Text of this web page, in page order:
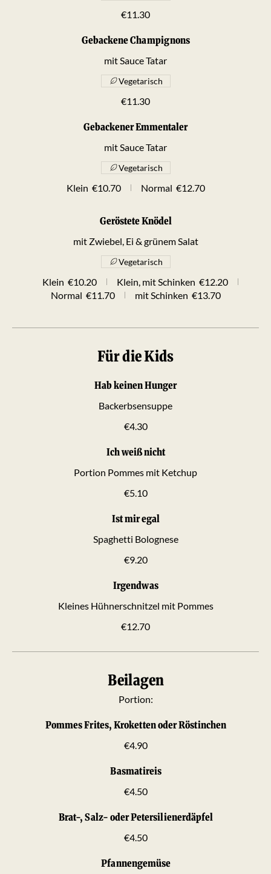
€11.30
Gebackene Champignons
mit Sauce Tatar
€11.30
Vegetarisch
Gebackener Emmentaler
mit Sauce Tatar
Klein €10.70 Normal €12.70
Vegetarisch
Geröstete Knödel
mit Zwiebel, Ei & grünem Salat
Klein €10.20 Klein, mit Schinken €12.20
Normal €11.70 mit Schinken €13.70
Vegetarisch
Für die Kids
Hab keinen Hunger
Backerbsensuppe
€4.30
Ich weiß nicht
Portion Pommes mit Ketchup
€5.10
Ist mir egal
Spaghetti Bolognese
€9.20
Irgendwas
Kleines Hühnerschnitzel mit Pommes
€12.70
Beilagen
Portion:
Pommes Frites, Kroketten oder Röstinchen
€4.90
Basmatireis
€4.50
Brat-, Salz- oder Petersilienerdäpfel
€4.50
Pfannengemüse